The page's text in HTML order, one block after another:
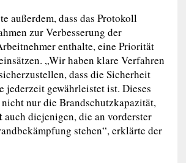
außerdem, dass das Protokoll
zur Verbesserung der
enthalte, eine Priorität
„Wir haben klare Verfahren
dass die Sicherheit
jederzeit gewährleistet ist. Dieses
nur die Brandschutzkapazität,
auch diejenigen, die an vorderster
stehen“, erklärte der